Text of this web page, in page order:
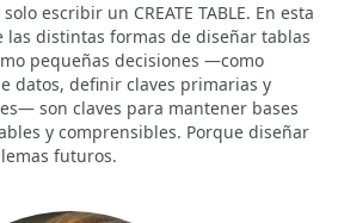
escribir un CREATE TABLE. En esta
las distintas formas de diseñar tablas
pequeñas decisiones —como
datos, definir claves primarias y
son claves para mantener bases
y comprensibles. Porque diseñar
futuros.